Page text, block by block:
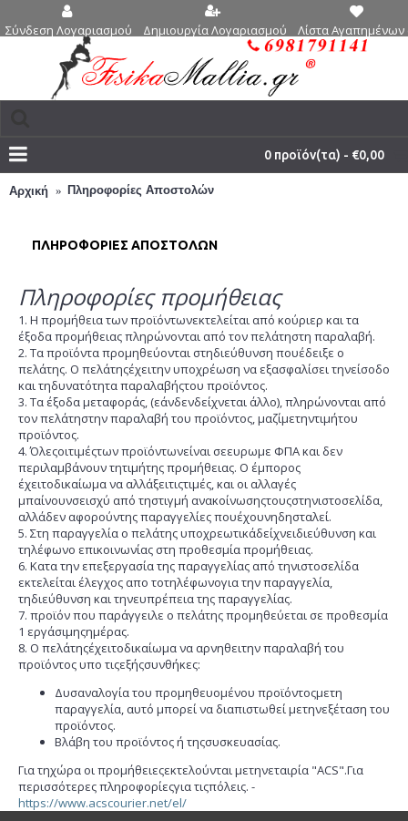
Σύνδεση Λογαριασμού Δημιουργία Λογαριασμού Λίστα Αγαπημένων
0 προϊόν(τα) - €0,00
Αρχική Πληροφορίες Αποστολών
ΠΛΗΡΟΦΟΡΊΕΣ ΑΠΟΣΤΟΛΏΝ
Πληροφορίες προμήθειας
1. Η προμήθεια των προϊόντωνεκτελείται από κούριερ και τα
έξοδα προμήθειας πληρώνονται από τον πελάτηστη παραλαβή.
2. Τα προϊόντα προμηθεύονται στηδιεύθυνση πουέδειξε o
πελάτης. Ο πελάτηςέχειτην υποχρέωση να εξασφαλίσει τηνείσοδο
και τηδυνατότητα παραλαβήςτου προϊόντος.
3. Τα έξοδα μεταφοράς, (εάνδενδείχνεται άλλο), πληρώνονται από
τον πελάτηστην παραλαβή του προϊόντος, μαζίμετηντιμήτου
προϊόντος.
4. Όλεςοιτιμέςτων προϊόντωνείναι σεευρωμε ΦΠΑ και δεν
περιλαμβάνουν τητιμήτης προμήθειας. Ο έμπορος
έχειτοδικαίωμα να αλλάξειτιςτιμές, και οι αλλαγές
μπαίνουνσεισχύ από τηστιγμή ανακοίνωσηςτουςστηνιστοσελίδα,
αλλάδεν αφορούντης παραγγελίες πουέχουνηδησταλεί.
5. Στη παραγγελία ο πελάτης υποχρεωτικάδείχνειδιεύθυνση και
τηλέφωνο επικοινωνίας στη προθεσμία προμήθειας.
6. Κατα την επεξεργασία της παραγγελίας από τηνιστοσελίδα
εκτελείται έλεγχος απο τοτηλέφωνογια την παραγγελία,
τηδιεύθυνση και τηνευπρέπεια της παραγγελίας.
7. προϊόν που παράγγειλε ο πελάτης προμηθεύεται σε προθεσμία
1 εργάσιμηςημέρας.
8. Ο πελάτηςέχειτοδικαίωμα να αρνηθειτην παραλαβή του
προϊόντος υπο τιςεξήςσυνθήκες:
Δυσαναλογία του προμηθευομένου προϊόντοςμετη
παραγγελία, αυτό μπορεί να διαπιστωθεί μετηνεξέταση του
προϊόντος.
Βλάβη του προϊόντος ή τηςσυσκευασίας.
Για τηχώρα οι προμήθειεςεκτελούνται μετηνεταιρία "ACS".Για
περισσότερες πληροφορίεςγια τιςπόλεις. -
https://www.acscourier.net/el/